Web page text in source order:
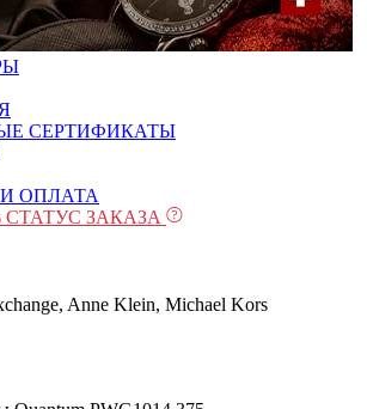
СЕРТИФИКАТЫ
ОПЛАТА
ЗАКАЗА
Anne Klein, Michael Kors